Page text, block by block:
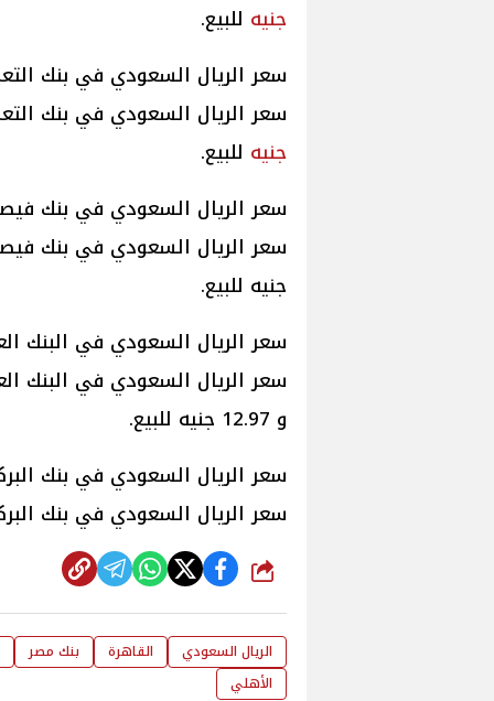
جنيه للبيع.
سعر الريال السعودي في بنك
سعر الريال السعودي في بنك
جنيه للبيع.
سعر الريال السعودي في بنك
سعر الريال السعودي في بنك فيصل
جنيه للبيع.
سعر الريال السعودي في البنك
سعر الريال السعودي في البنك
و 12.97 جنيه للبيع.
سعر الريال السعودي في بنك
سعر الريال السعودي في بنك البركة، سجل 12.85 جنيه للشراء و
شارك
الريال السعودي القاهرة
بنك مصر
الأهلي